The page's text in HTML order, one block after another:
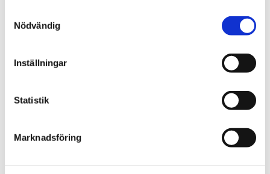
Nödvändig
Inställningar
Statistik
Marknadsföring